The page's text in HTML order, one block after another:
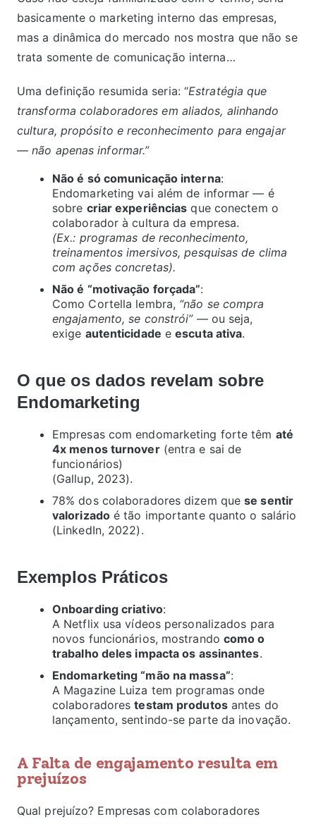
basicamente o marketing interno das empresas,
mas a dinâmica do mercado nos mostra que não se
trata somente de comunicação interna…
Uma definição resumida seria: “Estratégia que
transforma colaboradores em aliados, alinhando
cultura, propósito e reconhecimento para engajar
— não apenas informar.”
Não é só comunicação interna:
Endomarketing vai além de informar — é
sobre criar experiências que conectem o
colaborador à cultura da empresa.
(Ex.: programas de reconhecimento,
treinamentos imersivos, pesquisas de clima
com ações concretas).
Não é “motivação forçada”:
Como Cortella lembra, “não se compra
engajamento, se constrói”— ou seja,
exige autenticidade eescuta ativa.
O que os dados revelam sobre
Endomarketing
Empresas com endomarketing forte têm até
4x menos turnover(entra e sai de
funcionários)
(Gallup, 2023).
78% dos colaboradores dizem quese sentir
valorizadoé tão importante quanto o salário
(LinkedIn, 2022).
Exemplos Práticos
Onboarding criativo:
A Netflix usa vídeos personalizados para
novos funcionários, mostrando como o
trabalho deles impacta os assinantes.
Endomarketing “mão na massa”:
A Magazine Luiza tem programas onde
colaboradorestestam produtosantes do
lançamento, sentindo-se parte da inovação.
A Falta de engajamento resulta em
prejuízos
Qual prejuízo? Empresas com colaboradores